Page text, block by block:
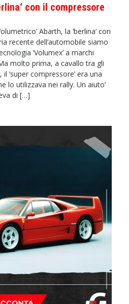
con il compressore
Abarth, la ‘berlina‘ con
recente dell’automobile siamo
‘Volumex’ a marchi
molto prima, a cavallo tra gli
‘super compressore’ era una
lo utilizzava nei rally. Un aiuto’
di […]